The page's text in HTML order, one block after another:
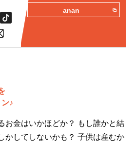
anan
♪
お金はいかほどか？ もし誰かと結
かしてしないかも？ 子供は産むか